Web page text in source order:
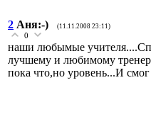
2 Аня:-) (11.11.2008 23:11)
0
наши любымые
лучшему и любимому
пока что,но уровень...И